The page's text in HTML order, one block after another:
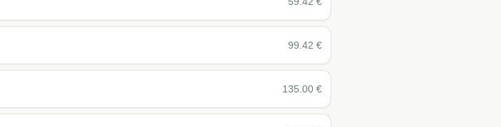
99.42 €
135.00 €